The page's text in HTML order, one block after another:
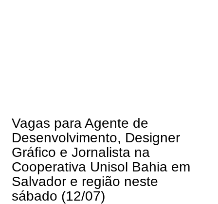
Vagas para Agente de
Desenvolvimento, Designer
Gráfico e Jornalista na
Cooperativa Unisol Bahia em
Salvador e região neste
sábado (12/07)